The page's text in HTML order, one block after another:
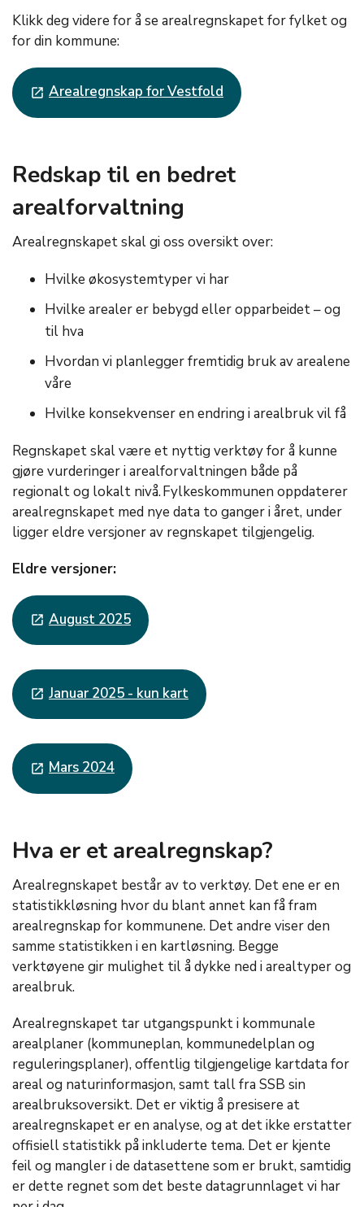
Klikk deg videre for å se arealregnskapet for fylket og
for din kommune:
launch Arealregnskap for Vestfold
Redskap til en bedret
arealforvaltning
Arealregnskapet skal gi oss oversikt over:
Hvilke økosystemtyper vi har
Hvilke arealer er bebygd eller opparbeidet – og
til hva
Hvordan vi planlegger fremtidig bruk av arealene
våre
Hvilke konsekvenser en endring i arealbruk vil få
Regnskapet skal være et nyttig verktøy for å kunne
gjøre vurderinger i arealforvaltningen både på
regionalt og lokalt nivå. Fylkeskommunen oppdaterer
arealregnskapet med nye data to ganger i året, under
ligger eldre versjoner av regnskapet tilgjengelig.
Eldre versjoner:
launch August 2025
launch Januar 2025 - kun kart
launch Mars 2024
Hva er et arealregnskap?
Arealregnskapet består av to verktøy. Det ene er en
statistikkløsning hvor du blant annet kan få fram
arealregnskap for kommunene. Det andre viser den
samme statistikken i en kartløsning. Begge
verktøyene gir mulighet til å dykke ned i arealtyper og
arealbruk.
Arealregnskapet tar utgangspunkt i kommunale
arealplaner (kommuneplan, kommunedelplan og
reguleringsplaner), offentlig tilgjengelige kartdata for
areal og naturinformasjon, samt tall fra SSB sin
arealbruksoversikt. Det er viktig å presisere at
arealregnskapet er en analyse, og at det ikke erstatter
offisiell statistikk på inkluderte tema. Det er kjente
feil og mangler i de datasettene som er brukt, samtidig
er dette regnet som det beste datagrunnlaget vi har